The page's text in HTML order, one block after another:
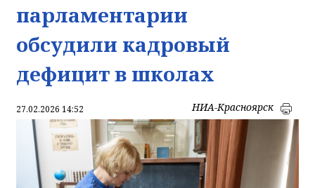
парламентарии
обсудили кадровый
дефицит в школах
27.02.2026 14:52 НИА-Красноярск